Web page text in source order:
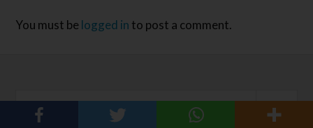
You must be logged in to post a comment.